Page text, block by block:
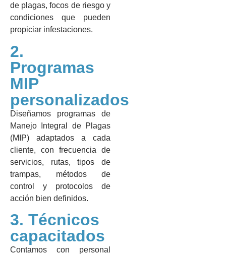
de plagas, focos de riesgo y
condiciones que pueden
propiciar infestaciones.
2.
Programas
MIP
personalizados
Diseñamos programas de
Manejo Integral de Plagas
(MIP) adaptados a cada
cliente, con frecuencia de
servicios, rutas, tipos de
trampas, métodos de
control y protocolos de
acción bien definidos.
3. Técnicos
capacitados
Contamos con personal